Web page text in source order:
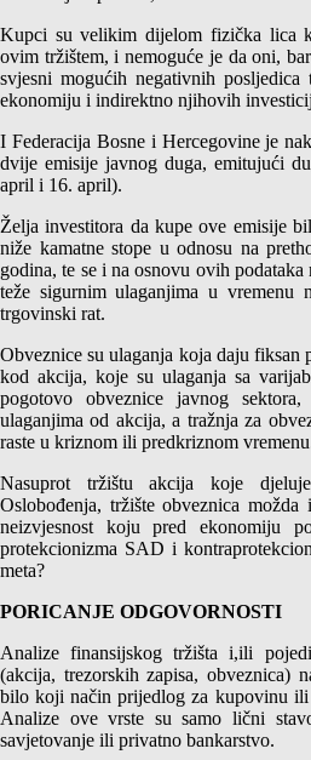
Kupci su velikim dijelom fizička lica
ovim tržištem, i nemoguće je da oni,
svjesni mogućih negativnih posljedica
ekonomiju i indirektno njihovih
I Federacija Bosne i Hercegovine je
dvije emisije javnog duga, emitujući
april i 16. april).
Želja investitora da kupe ove emisije
niže kamatne stope u odnosu na
godina, te se i na osnovu ovih
teže sigurnim ulaganjima u vremenu
trgovinski rat.
Obveznice su ulaganja koja daju
kod akcija, koje su ulaganja sa
pogotovo obveznice javnog
ulaganjima od akcija, a tražnja za
raste u kriznom ili predkriznom
Nasuprot tržištu akcija koje
Oslobođenja, tržište obveznica
neizvjesnost koju pred ekonomiju
protekcionizma SAD i
meta?
PORICANJE ODGOVORNOSTI
Analize finansijskog tržišta i,ili
(akcija, trezorskih zapisa, obveznica)
bilo koji način prijedlog za kupovinu
Analize ove vrste su samo lični
savjetovanje ili privatno bankarstvo.